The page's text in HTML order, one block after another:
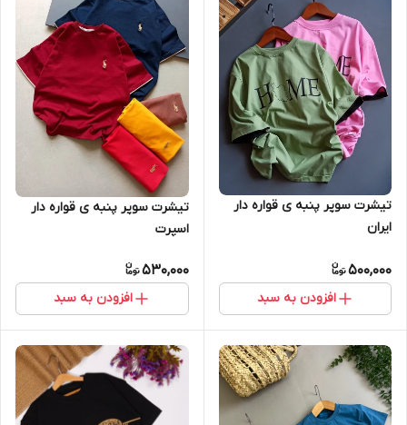
تیشرت سوپر پنبه ی قواره دار
ایران
500,000
افزودن به سبد
تیشرت سوپر پنبه ی قواره دار
اسپرت
530,000
افزودن به سبد